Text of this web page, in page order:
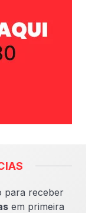
para receber
em primeira